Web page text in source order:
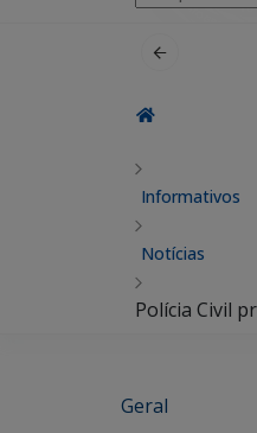
por:
Informativos
Notícias
Polícia Civil
Geral